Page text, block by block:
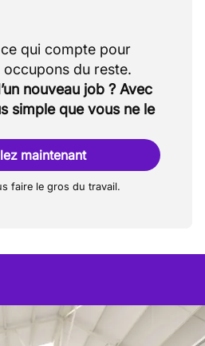
qui compte pour
nouveau job ? Avec
simple que vous ne le
maintenant
faire le gros du travail.